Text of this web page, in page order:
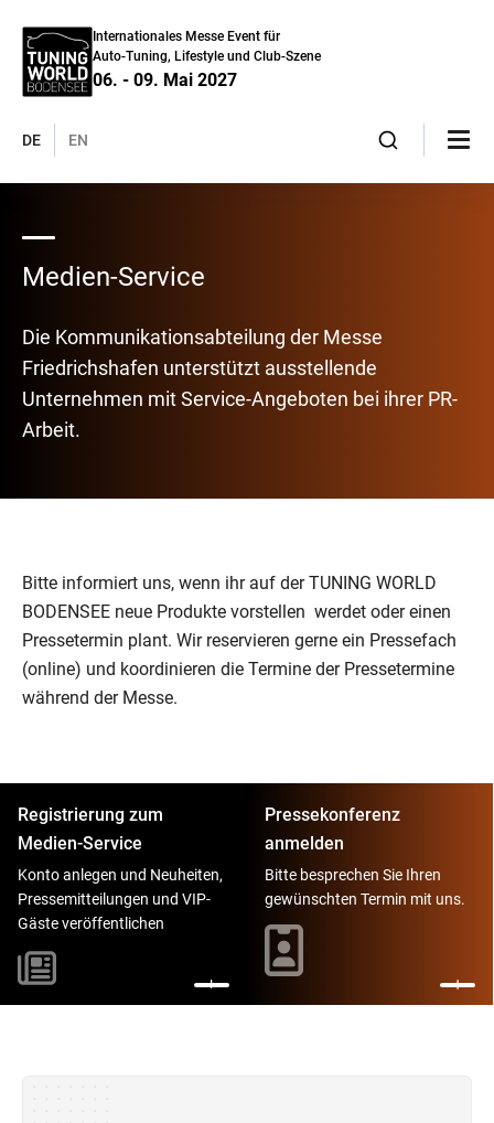
Internationales Messe Event für
Auto-Tuning, Lifestyle und Club-Szene
06. - 09. Mai 2027
DE EN
Medien-Service
Die Kommunikationsabteilung der Messe
Friedrichshafen unterstützt ausstellende
Unternehmen mit Service-Angeboten bei ihrer PR-
Arbeit.
Bitte informiert uns, wenn ihr auf der TUNING WORLD
BODENSEE neue Produkte vorstellen werdet oder einen
Pressetermin plant. Wir reservieren gerne ein Pressefach
(online) und koordinieren die Termine der Pressetermine
während der Messe.
Registrierung zum
Medien-Service
Konto anlegen und Neuheiten,
Pressemitteilungen und VIP-
Gäste veröffentlichen
Pressekonferenz
anmelden
Bitte besprechen Sie Ihren
gewünschten Termin mit uns.